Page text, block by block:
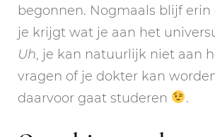
begonnen. Nogmaals blijf
je krijgt wat je aan het
Uh, je kan natuurlijk niet aan
vragen of je dokter kan
daarvoor gaat studeren
.